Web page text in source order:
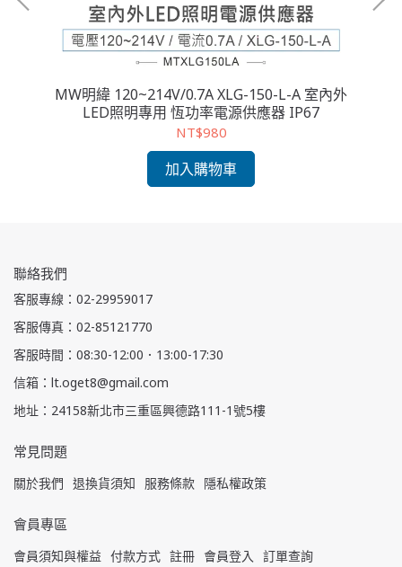
MW明緯 120~214V/0.7A XLG-150-L-A 室內外
LED照明專用 恆功率電源供應器 IP67
NT$980
加入購物車
聯絡我們
客服專線：02-29959017
客服傳真：02-85121770
客服時間：08:30-12:00．13:00-17:30
信箱：lt.oget8@gmail.com
地址：24158新北市三重區興德路111-1號5樓
常見問題
關於我們 退換貨須知 服務條款 隱私權政策
會員專區
會員須知與權益 付款方式 註冊 會員登入 訂單查詢